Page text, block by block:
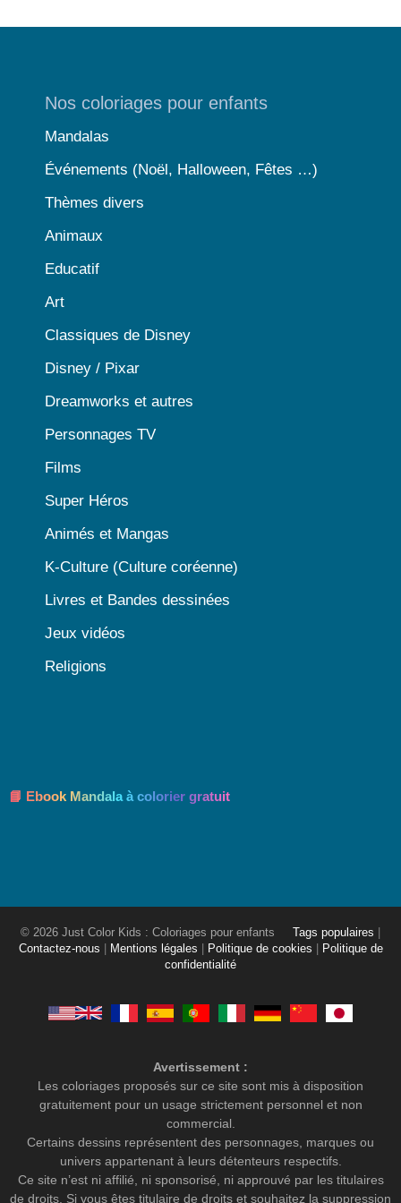
Nos coloriages pour enfants
Mandalas
Événements (Noël, Halloween, Fêtes …)
Thèmes divers
Animaux
Educatif
Art
Classiques de Disney
Disney / Pixar
Dreamworks et autres
Personnages TV
Films
Super Héros
Animés et Mangas
K-Culture (Culture coréenne)
Livres et Bandes dessinées
Jeux vidéos
Religions
📘 Ebook Mandala à colorier gratuit
© 2026 Just Color Kids : Coloriages pour enfants Tags populaires
Contactez-nous
Mentions légales Politique de cookies
Politique de
confidentialité
Avertissement :
Les coloriages proposés sur ce site sont mis à disposition
gratuitement pour un usage strictement personnel et non
commercial.
Certains dessins représentent des personnages, marques ou
univers appartenant à leurs détenteurs respectifs.
Ce site n’est ni affilié, ni sponsorisé, ni approuvé par les titulaires
de droits. Si vous êtes titulaire de droits et souhaitez la suppression